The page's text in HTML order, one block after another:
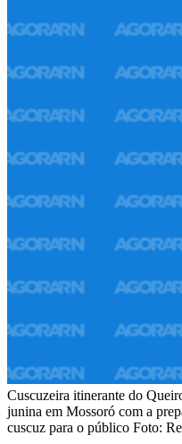
Cuscuzeira itinerante do
junina em Mossoró com a
cuscuz para o público Foto: